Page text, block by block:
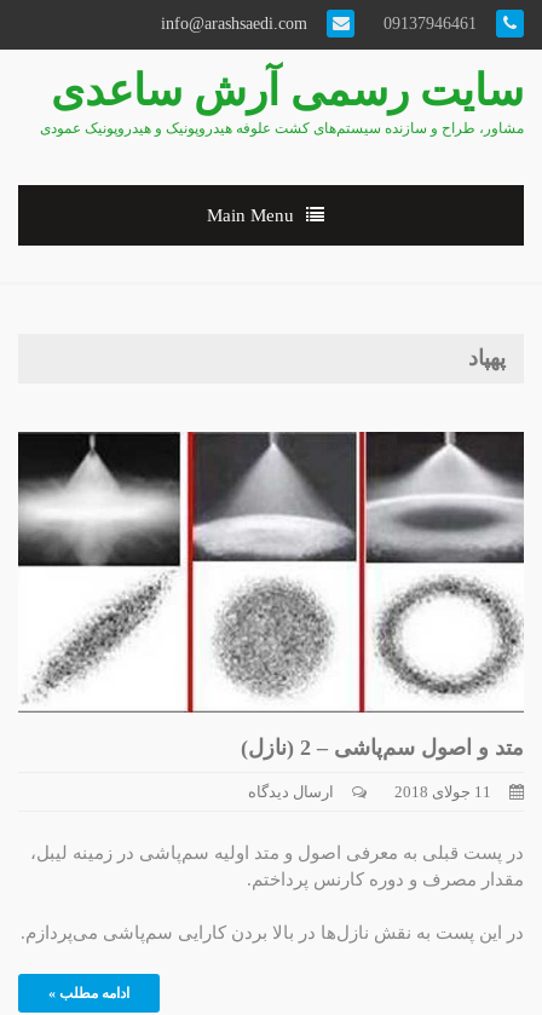
سایت رسمی آرش ساعدی
مشاور، طراح و سازنده سیستم‌های کشت علوفه هیدروپونیک و هیدروپونیک عمودی
Main Menu
پهپاد
متد و اصول سم‌پاشی – 2 (نازل)
11 جولای 2018 ارسال دیدگاه
در پست قبلی به معرفی اصول و متد اولیه سم‌پاشی در زمینه لیبل،
مقدار مصرف و دوره کارنس پرداختم.
در این پست به نقش نازل‌ها در بالا بردن کارایی سم‌پاشی می‌پردازم.
ادامه مطلب »